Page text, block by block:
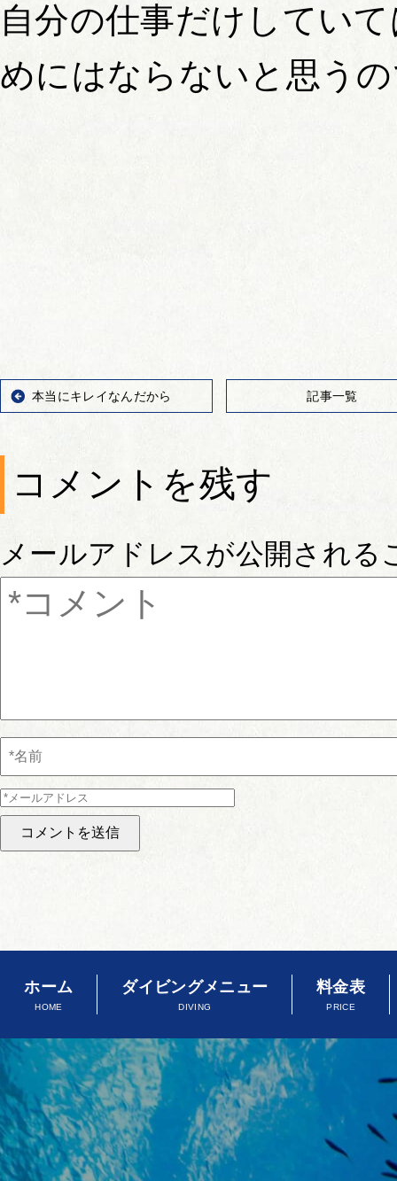
自分の仕事だけしてい
めにはならないと思う
本当にキレイなんだから 記事一覧
コメントを残す
メールアドレスが公開される
ホーム
HOME
ダイビングメニュー
DIVING
料金表
PRICE